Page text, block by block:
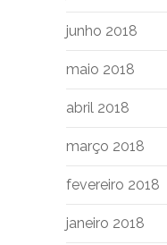
junho 2018
maio 2018
abril 2018
março 2018
fevereiro 2018
janeiro 2018